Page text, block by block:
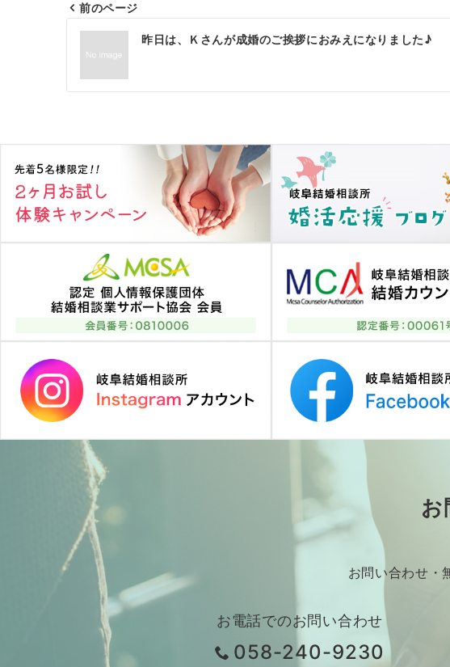
投
ナ
ゲ
ー
シ
ョ
前のページ
昨日は、Ｋさんが成婚のご挨拶におみえになりました♪
お
お問い合わせ・
お電話でのお問い合わせ
058-240-9230